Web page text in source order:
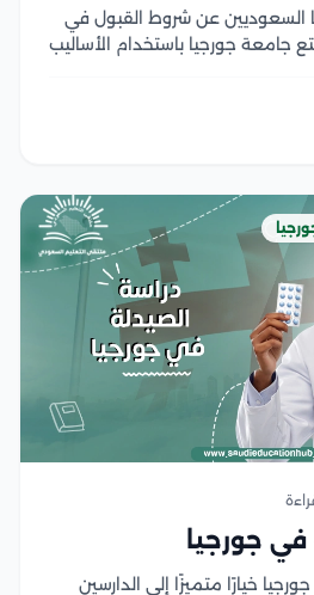
السعوديين عن شروط القبول في
جامعة جورجيا باستخدام الأساليب
جورجيا معتمدة...
جورجيا
خيارًا متميزًا إلى الدارسين